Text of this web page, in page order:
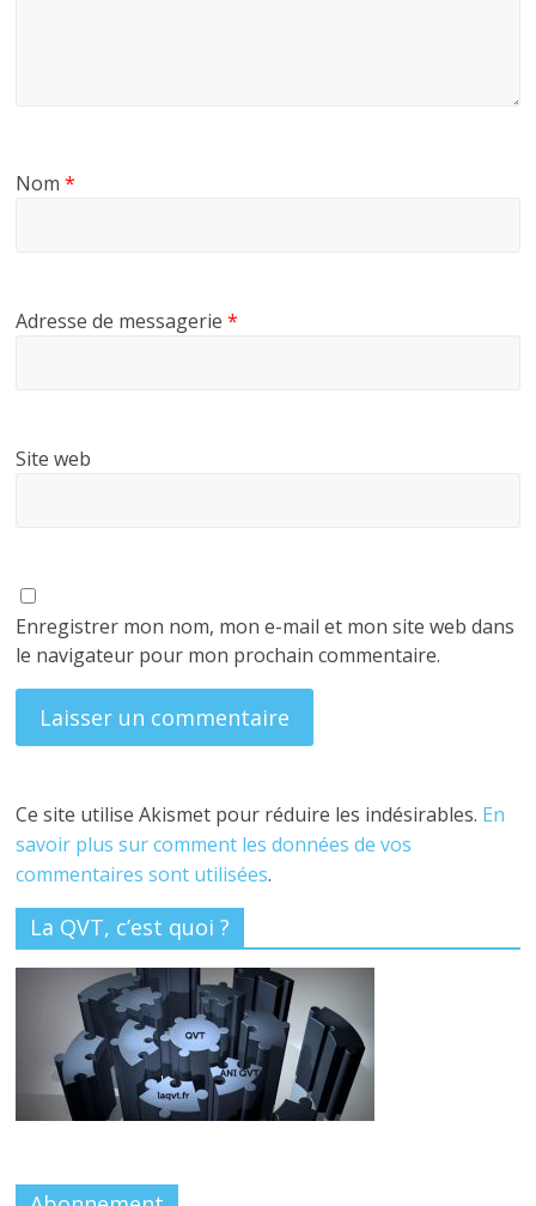
Nom*
Adresse de messagerie*
Site web
Enregistrer mon nom, mon e-mail et mon site web dans
le navigateur pour mon prochain commentaire.
Ce site utilise Akismet pour réduire les indésirables. En
savoir plus sur comment les données de vos
commentaires sont utilisées.
La QVT, c’est quoi ?